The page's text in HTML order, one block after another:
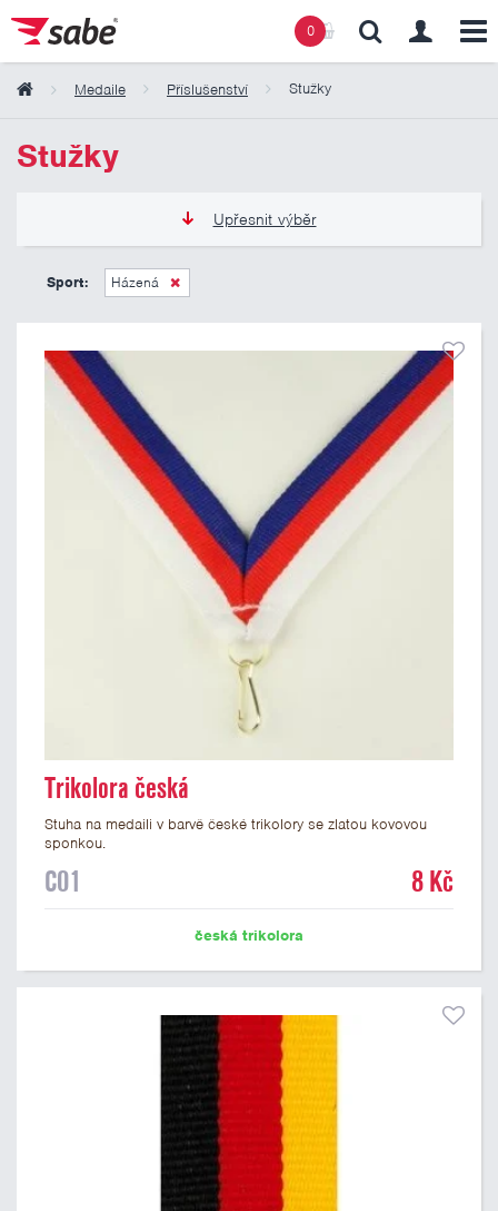
0
Medaile Příslušenství Stužky
Stužky
Upřesnit výběr
8 Kč
Sport: Házená
Trikolora česká
Stuha na medaili v barvě české trikolory se zlatou kovovou
sponkou.
C01 8 Kč
česká trikolora
Obsah košíku